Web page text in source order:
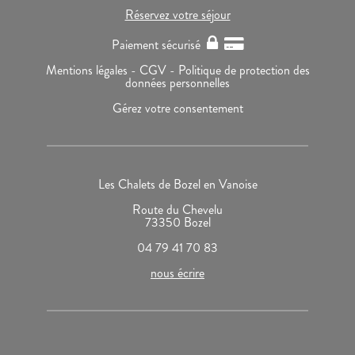
Réservez votre séjour
Paiement sécurisé
Mentions légales - CGV - Politique de protection des
données personnelles
Gérez votre consentement
Les Chalets de Bozel en Vanoise
Route du Chevelu
73350 Bozel
04 79 41 70 83
nous écrire